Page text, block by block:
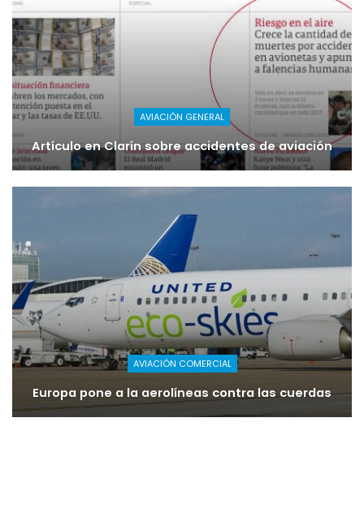
AVIACIÓN GENERAL
Artículo en Clarín sobre accidentes de aviación
AVIACIÓN COMERCIAL
Europa pone a la aerolíneas contra las cuerdas